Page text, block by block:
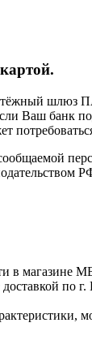
Ваш банк
в магазине
по